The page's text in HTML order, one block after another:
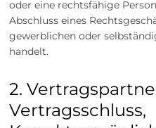
oder eine rechtsfähige
Abschluss eines
gewerblichen oder
handelt.
2.
Vertragsschluss,